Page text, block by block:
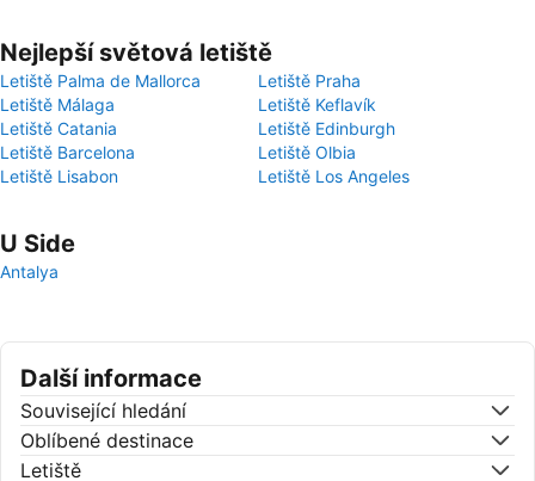
Nejlepší světová letiště
Letiště Palma de Mallorca
Letiště Praha
Letiště Málaga
Letiště Keflavík
Letiště Catania
Letiště Edinburgh
Letiště Barcelona
Letiště Olbia
Letiště Lisabon
Letiště Los Angeles
U Side
Antalya
Další informace
Související hledání
Oblíbené destinace
Letiště